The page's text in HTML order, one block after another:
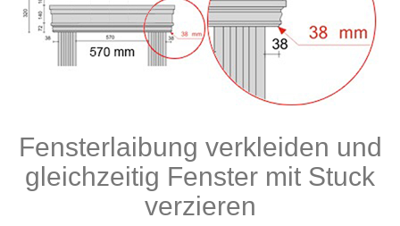
Fensterlaibung verkleiden und
gleichzeitig Fenster mit Stuck
verzieren